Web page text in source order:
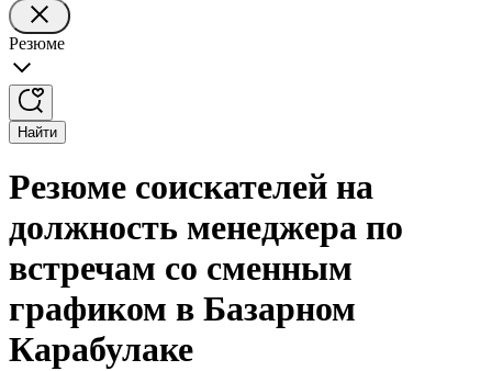
Резюме
Найти
Резюме соискателей на
должность менеджера по
встречам со сменным
графиком в Базарном
Карабулаке